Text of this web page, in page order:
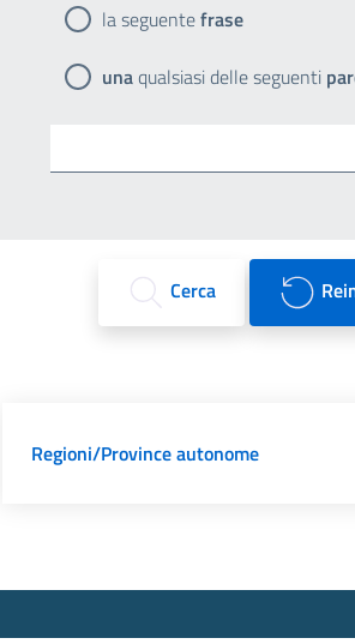
la seguentefrase
unaqualsiasi delle seguenti
Cerca
Regioni/Province autonome